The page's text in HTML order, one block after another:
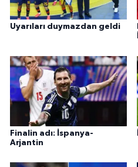
Uyarıları duymazdan geldi
Finalin adı: İspanya-
Arjantin